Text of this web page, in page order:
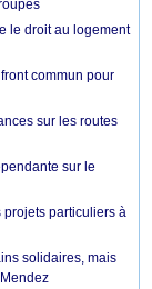
le droit au logement
commun pour
sur les routes
sur le
projets particuliers à
solidaires, mais